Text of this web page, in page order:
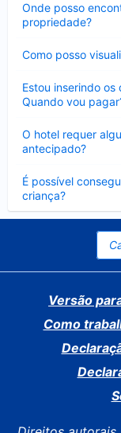
Onde posso
propriedade?
Como posso
Estou inserindo
Quando vou
O hotel requer
antecipado?
É possível
criança?
Contraído
Versão
Como